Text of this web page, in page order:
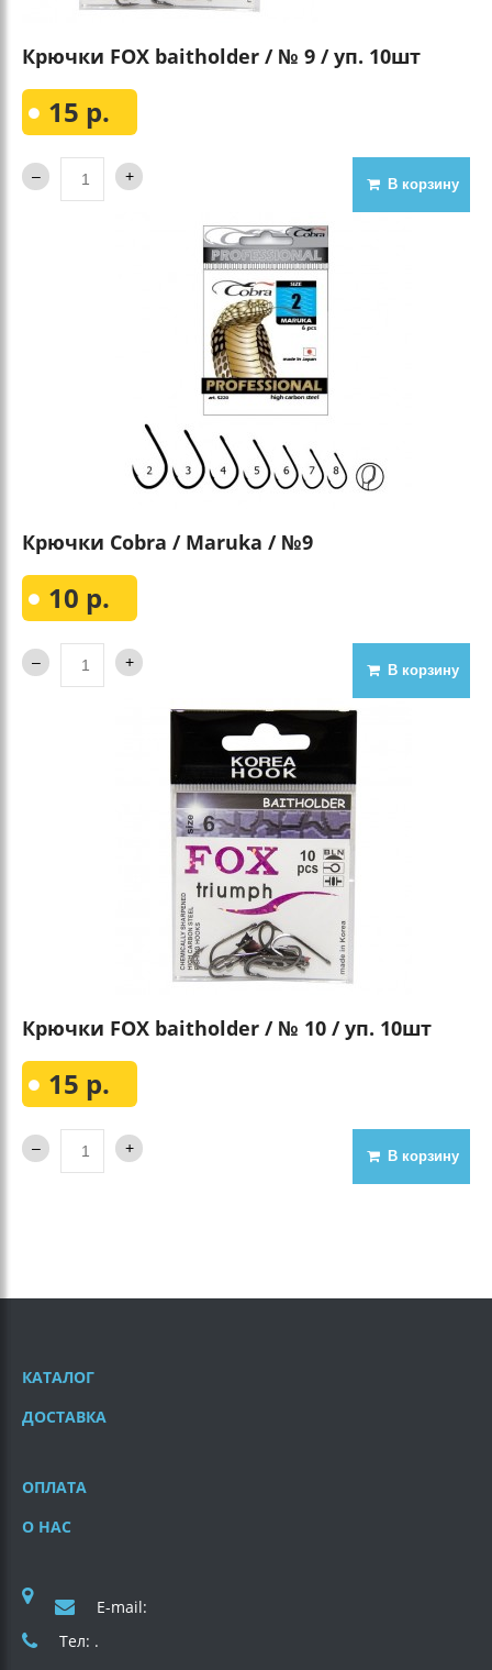
Крючки FOX baitholder / № 9 / уп. 10шт
15 р.
В корзину
Крючки Cobra / Maruka / №9
10 р.
В корзину
Крючки FOX baitholder / № 10 / уп. 10шт
15 р.
В корзину
КАТАЛОГ
ДОСТАВКА
ОПЛАТА
О НАС
E-mail:
Тел: .